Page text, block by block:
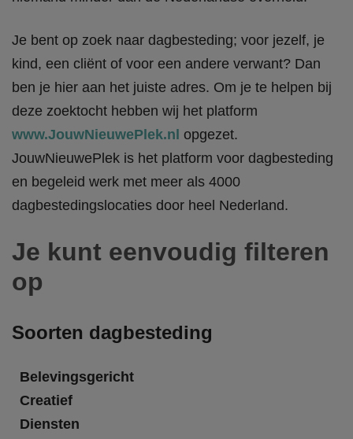
Je bent op zoek naar dagbesteding; voor jezelf, je
kind, een cliënt of voor een andere verwant? Dan
ben je hier aan het juiste adres. Om je te helpen bij
deze zoektocht hebben wij het platform
www.JouwNieuwePlek.nl opgezet.
JouwNieuwePlek is het platform voor dagbesteding
en begeleid werk met meer als 4000
dagbestedingslocaties door heel Nederland.
Je kunt eenvoudig filteren
op
Soorten dagbesteding
Belevingsgericht
Creatief
Diensten